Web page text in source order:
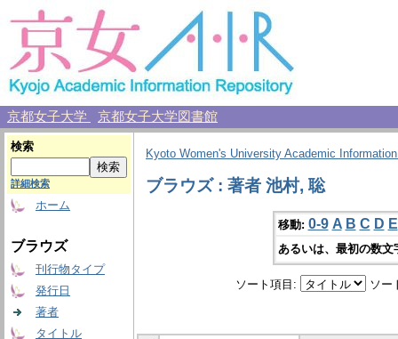
京都女子大学 京都女子大学図書館
検索
詳細検索
ホーム
ブラウズ
刊行物タイプ
発行日
著者
タイトル
Kyoto Women's University Academic
ブラウズ : 著者 池村, 聡
移動: 0-9 A B C D E
あるいは、最初の数
ソート項目: ソー